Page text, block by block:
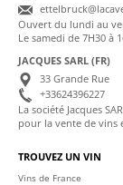
Ouvert du lundi au
Le samedi de 7H30 à
JACQUES SARL (FR)
33 Grande Rue
+33624396227
pour la vente de vins
TROUVEZ UN VIN
Vins de France